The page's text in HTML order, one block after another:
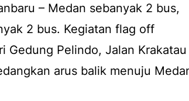
– Medan sebanyak 2 bus,
2 bus. Kegiatan flag off
Gedung Pelindo, Jalan Krakatau
arus balik menuju